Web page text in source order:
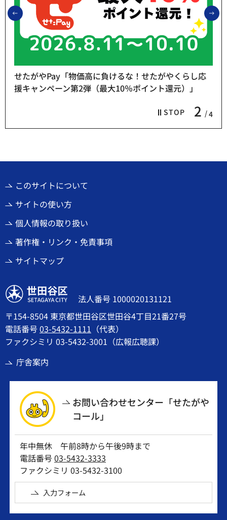
前のスライドを表示
STOP 2 4
せたがやPay「物価高に負けるな！せたがやくらし応
援キャンペーン第2弾（最大10％ポイント還元）」
このサイトについて
サイトの使い方
個人情報の取り扱い
著作権・リンク・免責事項
サイトマップ
世田谷区
法人番号 1000020131121
〒154-8504 東京都世田谷区世田谷4丁目21番27号
電話番号03-5432-1111 （代表）
ファクシミリ 03-5432-3001（広報広聴課）
庁舎案内
お問い合わせセンター「せたがや
コール」
年中無休 午前8時から午後9時まで
電話番号03-5432-3333
ファクシミリ 03-5432-3100
入力フォーム